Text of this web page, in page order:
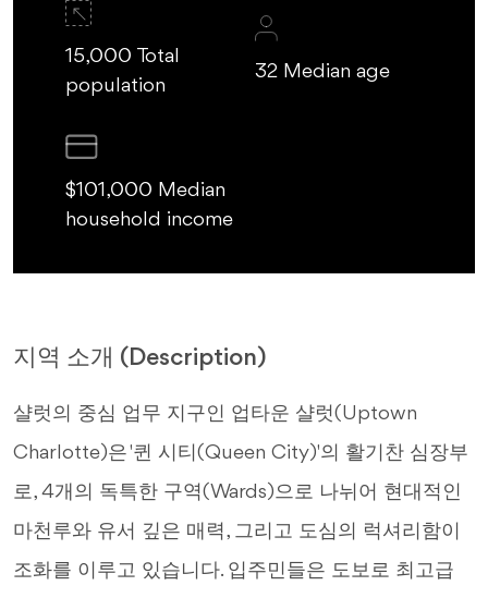
15,000 Total
population
32 Median age
$101,000 Median
household income
지역 소개 (Description)
샬럿의 중심 업무 지구인 업타운 샬럿(Uptown
Charlotte)은 '퀸 시티(Queen City)'의 활기찬 심장부
로, 4개의 독특한 구역(Wards)으로 나뉘어 현대적인
마천루와 유서 깊은 매력, 그리고 도심의 럭셔리함이
조화를 이루고 있습니다. 입주민들은 도보로 최고급